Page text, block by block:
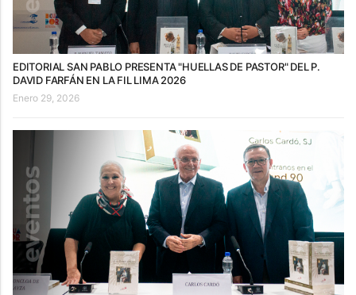
EDITORIAL SAN PABLO PRESENTA "HUELLAS DE PASTOR" DEL P.
DAVID FARFÁN EN LA FIL LIMA 2026
Enero 29, 2026